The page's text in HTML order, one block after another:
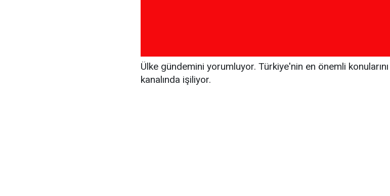
Ülke gündemini yorumluyor. Türkiye'nin en önemli konularını
kanalında işiliyor.